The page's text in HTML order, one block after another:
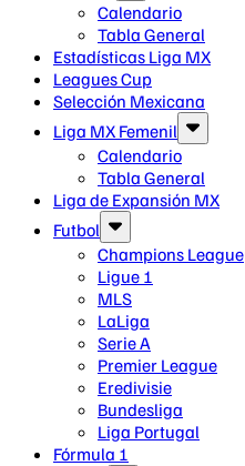
Calendario
Tabla General
Estadísticas Liga MX
Leagues Cup
Selección Mexicana
Liga MX Femenil
Calendario
Tabla General
Liga de Expansión MX
Futbol
Champions League
Ligue 1
MLS
LaLiga
Serie A
Premier League
Eredivisie
Bundesliga
Liga Portugal
Fórmula 1